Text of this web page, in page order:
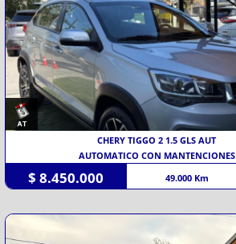
CHERY TIGGO 2 1.5 GLS AUT
AUTOMATICO CON MANTENCIONES
$ 8.450.000 49.000 Km